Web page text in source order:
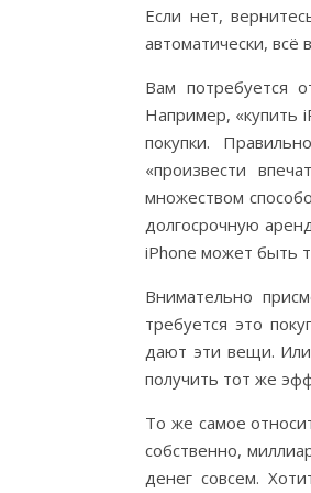
Если нет,
автоматически, всё
Вам потребуется
Например, «купить
покупки.
«произвести
множеством
долгосрочную
iPhone может быть
Внимательно
требуется это
дают эти вещи.
получить тот же
То же самое
собственно,
денег совсем.